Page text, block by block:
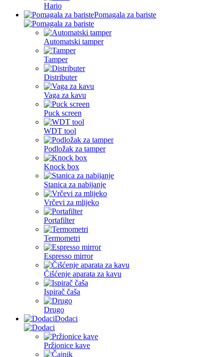
Hario
Pomagala za bariste
Automatski tamper
Tamper
Distributer
Vaga za kavu
Puck screen
WDT tool
Podložak za tamper
Knock box
Stanica za nabijanje
Vrčevi za mlijeko
Portafilter
Termometri
Espresso mirror
Čišćenje aparata za kavu
Ispirač čaša
Drugo
Dodaci
Pržionice kave